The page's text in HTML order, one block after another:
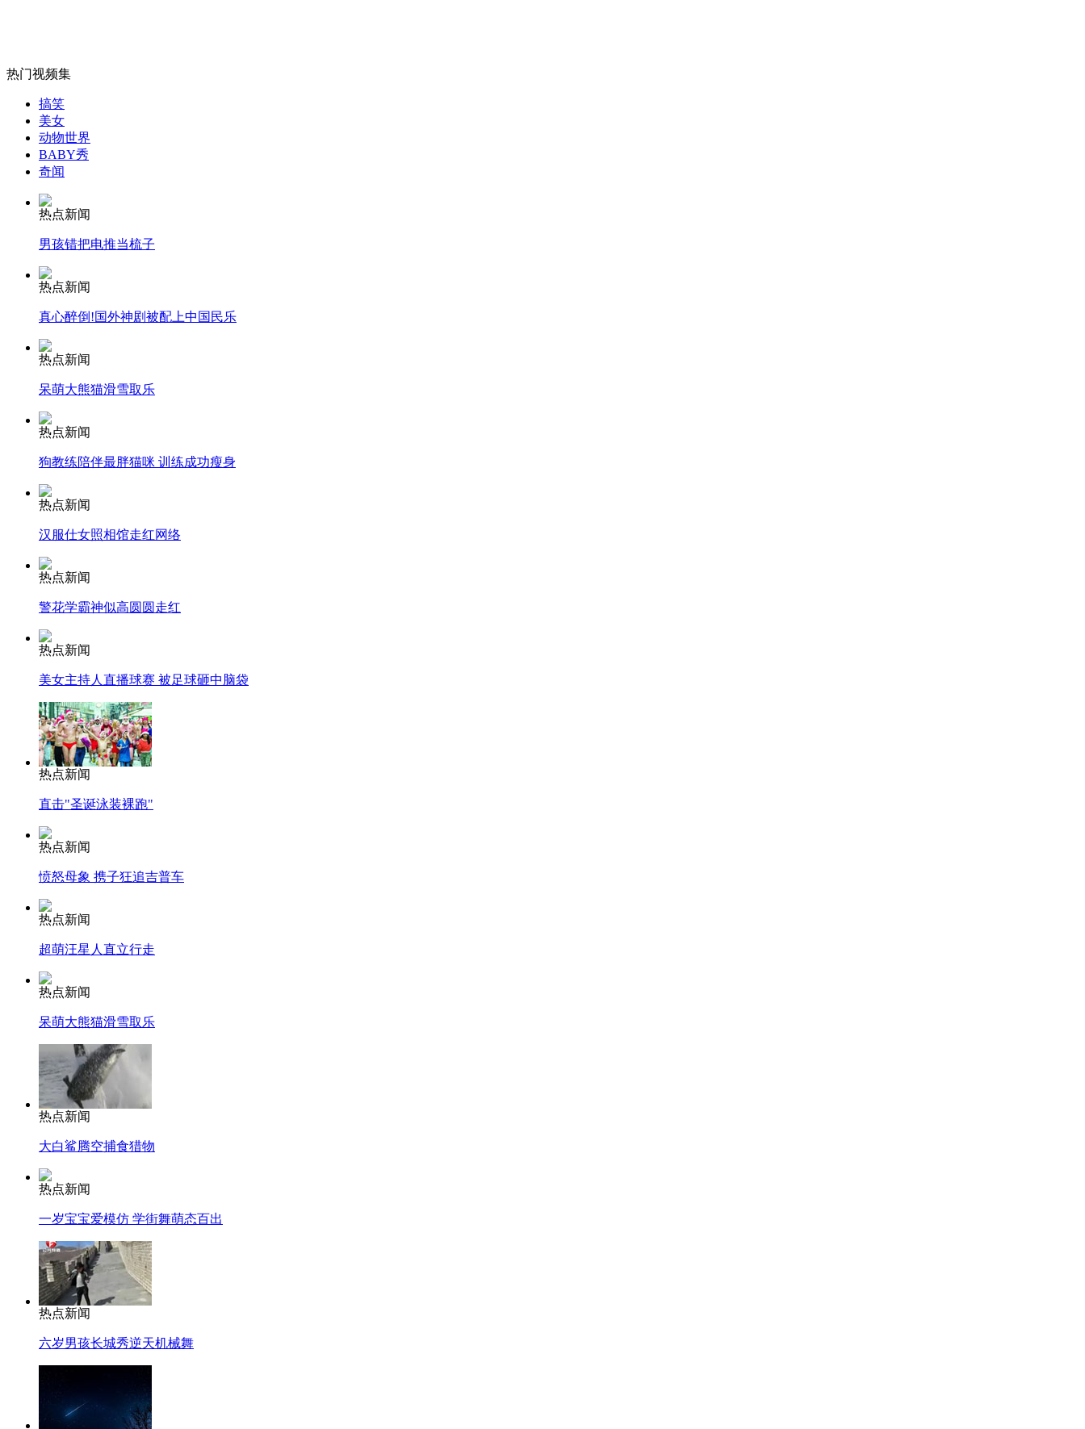
女孩北京地铁殴打老人 痛下狠手拳打脚踢
外交部：反对强权政治霸凌主义
安徽一实载49人客车翻车
消防员救轻生者 花炮节热闹非凡
司机酒驾遇交警 急速倒车逃窜
热门视频集
搞笑
美女
动物世界
BABY秀
奇闻
热点新闻
男孩错把电推当梳子
热点新闻
真心醉倒!国外神剧被配上中国民乐
热点新闻
呆萌大熊猫滑雪取乐
热点新闻
狗教练陪伴最胖猫咪 训练成功瘦身
热点新闻
汉服仕女照相馆走红网络
热点新闻
警花学霸神似高圆圆走红
热点新闻
美女主持人直播球赛 被足球砸中脑袋
热点新闻
直击"圣诞泳装裸跑"
热点新闻
愤怒母象 携子狂追吉普车
热点新闻
超萌汪星人直立行走
热点新闻
呆萌大熊猫滑雪取乐
热点新闻
大白鲨腾空捕食猎物
热点新闻
一岁宝宝爱模仿 学街舞萌态百出
热点新闻
六岁男孩长城秀逆天机械舞